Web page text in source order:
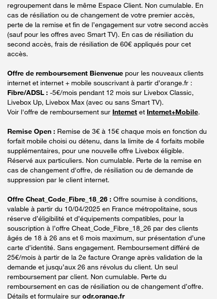
regroupement dans le même Espace Client. Non cumulable. En
cas de résiliation ou de changement de votre premier accès,
perte de la remise et fin de l’engagement sur votre second accès
(sauf pour les offres avec Smart TV). En cas de résiliation du
second accès, frais de résiliation de 60€ appliqués pour cet
accès.
Offre de remboursement Bienvenue pour les nouveaux clients
internet et internet + mobile souscrivant à partir d’orange.fr :
Fibre/ADSL : -5€/mois pendant 12 mois sur Livebox Classic,
Livebox Up, Livebox Max (avec ou sans Smart TV).
Voir l'offre de remboursement sur Internet et Internet+Mobile.
Remise Open : Remise de 3€ à 15€ chaque mois en fonction du
forfait mobile choisi ou détenu, dans la limite de 4 forfaits mobile
supplémentaires, pour une nouvelle offre Livebox éligible.
Réservé aux particuliers. Non cumulable. Perte de la remise en
cas de changement d'offre, de résiliation ou de demande de
suppression par le client internet.
Offre Cheat_Code_Fibre_18_26 : Offre soumise à conditions,
valable à partir du 10/04/2025 en France métropolitaine, sous
réserve d’éligibilité et d’équipements compatibles, pour la
souscription à l’offre Cheat_Code_Fibre_18_26 par des clients
âgés de 18 à 26 ans et 6 mois maximum, sur présentation d’une
carte d’identité. Sans engagement. Remboursement différé de
25€/mois à partir de la 2e facture Orange après validation de la
demande et jusqu’aux 26 ans révolus du client. Un seul
remboursement par client. Non cumulable. Perte du
remboursement en cas de résiliation ou de changement d’offre.
Détails et formulaire sur odr.orange.fr